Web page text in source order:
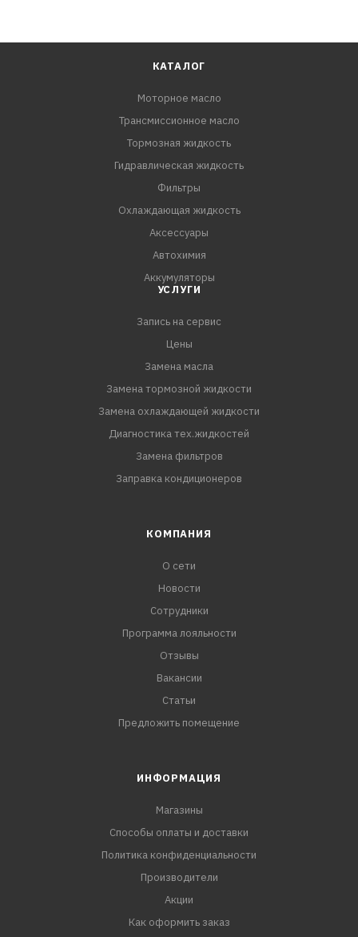
КАТАЛОГ
Моторное масло
Трансмиссионное масло
Тормозная жидкость
Гидравлическая жидкость
Фильтры
Охлаждающая жидкость
Аксессуары
Автохимия
Аккумуляторы
УСЛУГИ
Запись на сервис
Цены
Замена масла
Замена тормозной жидкости
Замена охлаждающей жидкости
Диагностика тех.жидкостей
Замена фильтров
Заправка кондиционеров
КОМПАНИЯ
О сети
Новости
Сотрудники
Программа лояльности
Отзывы
Вакансии
Статьи
Предложить помещение
ИНФОРМАЦИЯ
Магазины
Способы оплаты и доставки
Политика конфиденциальности
Производители
Акции
Как оформить заказ